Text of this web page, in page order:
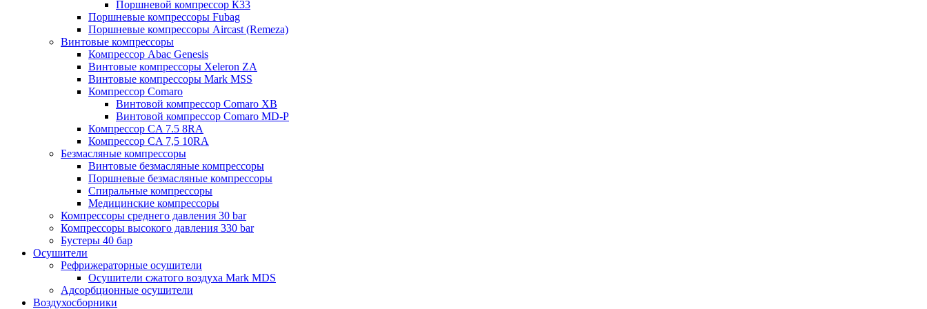
Поршневой компрессор К33
Поршневые компрессоры Fubag
Поршневые компрессоры Aircast (Remeza)
Винтовые компрессоры
Компрессор Abac Genesis
Винтовые компрессоры Xeleron ZA
Винтовые компрессоры Mark MSS
Компрессор Comaro
Винтовой компрессор Comaro XB
Винтовой компрессор Comaro MD-P
Компрессор CA 7.5 8RA
Компрессор CA 7,5 10RA
Безмасляные компрессоры
Винтовые безмасляные компрессоры
Поршневые безмасляные компрессоры
Спиральные компрессоры
Медицинские компрессоры
Компрессоры среднего давления 30 bar
Компрессоры высокого давления 330 bar
Бустеры 40 бар
Осушители
Рефрижераторные осушители
Осушители сжатого воздуха Mark MDS
Адсорбционные осушители
Воздухосборники